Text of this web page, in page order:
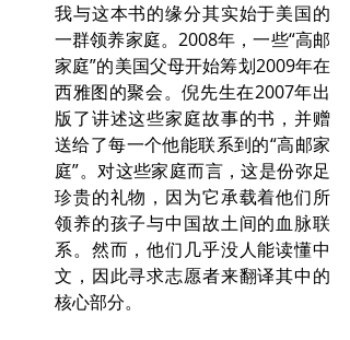
我与这本书的缘分其实始于美国的
一群领养家庭。2008年，一些“高邮
家庭”的美国父母开始筹划2009年在
西雅图的聚会。倪先生在2007年出
版了讲述这些家庭故事的书，并赠
送给了每一个他能联系到的“高邮家
庭”。对这些家庭而言，这是份弥足
珍贵的礼物，因为它承载着他们所
领养的孩子与中国故土间的血脉联
系。然而，他们几乎没人能读懂中
文，因此寻求志愿者来翻译其中的
核心部分。